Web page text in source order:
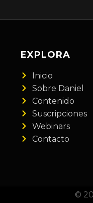
EXPLORA
Inicio
Sobre Daniel
Contenido
Suscripciones
Webinars
Contacto
©